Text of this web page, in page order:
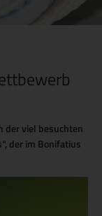
der viel besuchten
der im Bonifatius